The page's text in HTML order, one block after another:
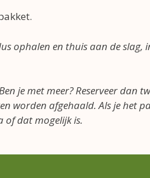
ophalen en thuis aan de slag,
je met meer? Reserveer dan
worden afgehaald. Als je het
of dat mogelijk is.